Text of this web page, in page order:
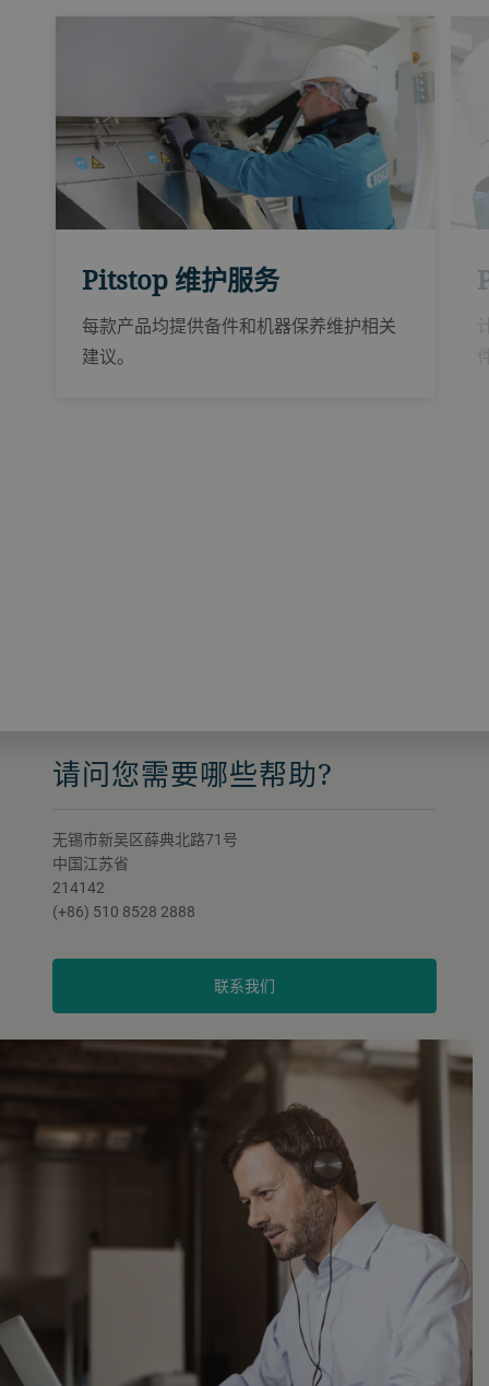
Pitstop 维护服务
每款产品均提供备件和机器保养维护相关
建议。
请问您需要哪些帮助?
无锡市新吴区薛典北路71号
中国江苏省
214142
(+86) 510 8528 2888
联系我们